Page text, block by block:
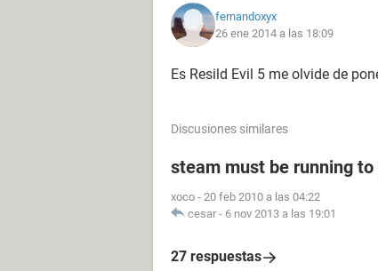
fernandoxyx
26 ene 2014 a las 18:09
Es Resild Evil 5 me olvide de
Discusiones similares
steam must be running
xoco - 20 feb 2010 a las 04:22
cesar - 6 nov 2013 a las 19:01
27 respuestas